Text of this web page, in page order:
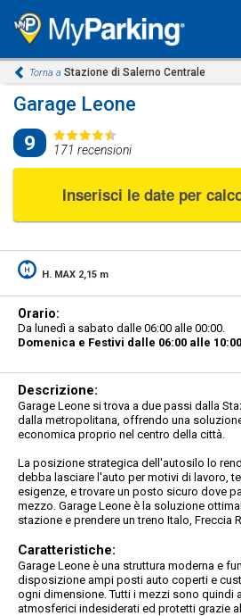
Torna a Stazione di Salerno Centrale
Garage Leone
9
171 recensioni
Inserisci le date per
H. MAX 2,15 m
Orario:
Da lunedì a sabato dalle 06:00 alle 00:00.
Domenica e Festivi dalle 06:00 alle
Descrizione:
Garage Leone si trova a due passi dalla
dalla metropolitana, offrendo una
economica proprio nel centro della città.
La posizione strategica dell'autosilo lo
debba lasciare l'auto per motivi di lavoro,
esigenze, e trovare un posto sicuro dove
mezzo. Garage Leone è la soluzione
stazione e prendere un treno Italo, Freccia
Caratteristiche:
Garage Leone è una struttura moderna e
disposizione ampi posti auto coperti e
ogni dimensione. Tutti i mezzi sono quindi
atmosferici indesiderati ed protetti grazie